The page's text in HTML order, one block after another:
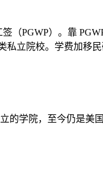
（PGWP）。靠
立院校。学费加移民
的学院，至今仍是美